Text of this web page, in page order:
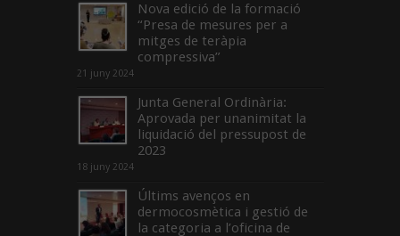
Nova edició de la formació
“Presa de mesures per a
mitges de teràpia
compressiva”
21 juny 2024
Junta General Ordinària:
Aprovada per unanimitat la
liquidació del pressupost de
2023
18 juny 2024
Últims avenços en
dermocosmètica i gestió de
la categoria a l’oficina de